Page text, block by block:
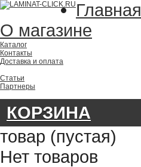
Главная
О магазине
Каталог
Контакты
Доставка и оплата
Статьи
Партнеры
КОРЗИНА
товар (пустая)
Нет товаров